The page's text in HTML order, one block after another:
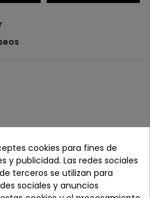
en un plazo de 5 a 7 días
cookies para fines de
y publicidad. Las redes sociales
terceros se utilizan para
sociales y anuncios